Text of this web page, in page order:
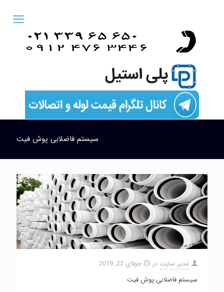
سیستم فاضلابی پوش فیت
مدیر سایت در
جولای 22, 2019
سیستم فاضلابی پوش فیت